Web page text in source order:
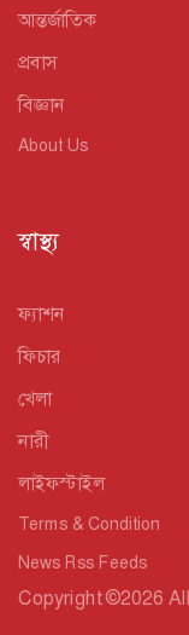
আন্তর্জাতিক
প্রবাস
বিজ্ঞান
About Us
স্বাস্থ্য
ফ্যাশন
ফিচার
খেলা
নারী
লাইফস্টাইল
Terms & Condition
News Rss Feeds
Copyright©2026